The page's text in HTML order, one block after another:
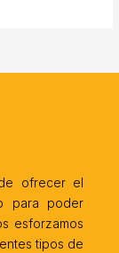
ofrecer el
para poder
esforzamos
tipos de